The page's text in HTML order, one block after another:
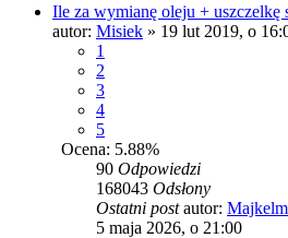
Ile za wymianę oleju + uszczelkę
autor: Misiek » 19 lut 2019, o
1
2
3
4
5
Ocena: 5.88%
90 Odpowiedzi
168043 Odsłony
Ostatni postautor:
5 maja 2026, o 21:00